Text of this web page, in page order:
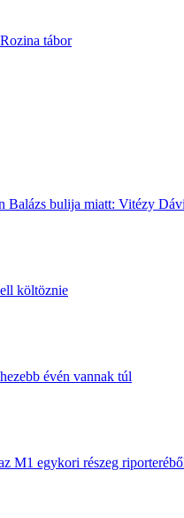
tábor
Balázs bulija miatt: Vitézy
költöznie
évén vannak túl
M1 egykori részeg